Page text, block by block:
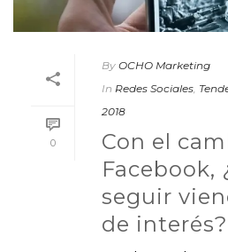
0
By OCHO Marketing
In Redes Sociales,
2018
Con el
Facebook,
seguir
de interés?